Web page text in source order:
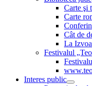
Carte şi
Carte
Cât de
La
Festivalul
Interes public